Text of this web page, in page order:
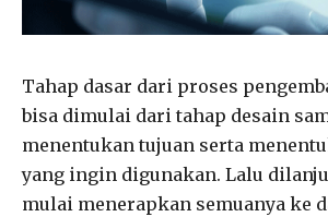
Tahap dasar dari proses
bisa dimulai dari tahap desain
menentukan tujuan serta
yang ingin digunakan. Lalu
mulai menerapkan semuanya ke